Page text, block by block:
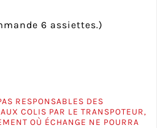
6 assiettes.)
RESPONSABLES DES
COLIS PAR LE TRANSPOTEUR,
OÙ ÉCHANGE NE POURRA